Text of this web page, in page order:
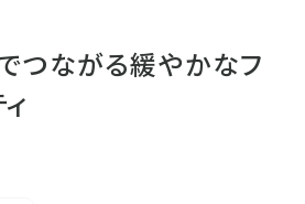
でつながる緩やかなフ